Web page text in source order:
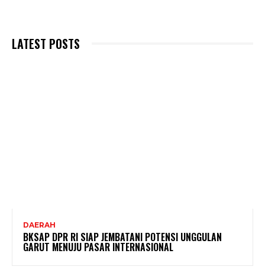
LATEST POSTS
DAERAH
BKSAP DPR RI SIAP JEMBATANI POTENSI UNGGULAN
GARUT MENUJU PASAR INTERNASIONAL